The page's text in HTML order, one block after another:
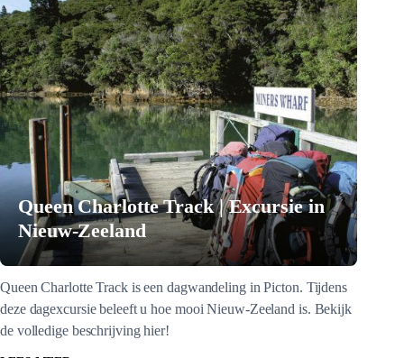
Queen Charlotte Track | Excursie in
Nieuw-Zeeland
Queen Charlotte Track is een dagwandeling in Picton. Tijdens
deze dagexcursie beleeft u hoe mooi Nieuw-Zeeland is. Bekijk
de volledige beschrijving hier!